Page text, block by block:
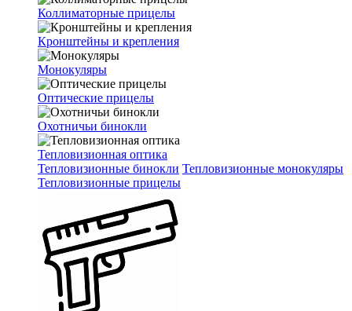
Коллиматорные прицелы
Кронштейны и крепления
Монокуляры
Оптические прицелы
Охотничьи бинокли
Тепловизионная оптика
Тепловизионные бинокли Тепловизионные монокуляры
Тепловизионные прицелы